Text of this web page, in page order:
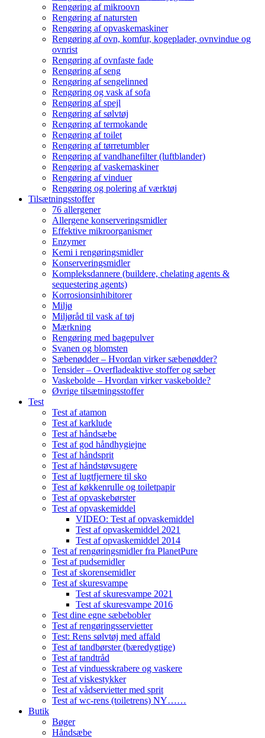
Rengøring af mikroovn
Rengøring af natursten
Rengøring af opvaskemaskiner
Rengøring af ovn, komfur, kogeplader, ovnvindue og
ovnrist
Rengøring af ovnfaste fade
Rengøring af seng
Rengøring af sengelinned
Rengøring og vask af sofa
Rengøring af spejl
Rengøring af sølvtøj
Rengøring af termokande
Rengøring af toilet
Rengøring af tørretumbler
Rengøring af vandhanefilter (luftblander)
Rengøring af vaskemaskiner
Rengøring af vinduer
Rengøring og polering af værktøj
Tilsætningsstoffer
76 allergener
Allergene konserveringsmidler
Effektive mikroorganismer
Enzymer
Kemi i rengøringsmidler
Konserveringsmidler
Kompleksdannere (buildere, chelating agents &
sequestering agents)
Korrosionsinhibitorer
Miljø
Miljøråd til vask af tøj
Mærkning
Rengøring med bagepulver
Svanen og blomsten
Sæbenødder – Hvordan virker sæbenødder?
Tensider – Overfladeaktive stoffer og sæber
Vaskebolde – Hvordan virker vaskebolde?
Øvrige tilsætningsstoffer
Test
Test af atamon
Test af karklude
Test af håndsæbe
Test af god håndhygiejne
Test af håndsprit
Test af håndstøvsugere
Test af lugtfjernere til sko
Test af køkkenrulle og toiletpapir
Test af opvaskebørster
Test af opvaskemiddel
VIDEO: Test af opvaskemiddel
Test af opvaskemiddel 2021
Test af opvaskemiddel 2014
Test af rengøringsmidler fra PlanetPure
Test af pudsemidler
Test af skorensemidler
Test af skuresvampe
Test af skuresvampe 2021
Test af skuresvampe 2016
Test dine egne sæbebobler
Test af rengøringsservietter
Test: Rens sølvtøj med affald
Test af tandbørster (bæredygtige)
Test af tandtråd
Test af vinduesskrabere og vaskere
Test af viskestykker
Test af vådservietter med sprit
Test af wc-rens (toiletrens) NY……
Butik
Bøger
Håndsæbe